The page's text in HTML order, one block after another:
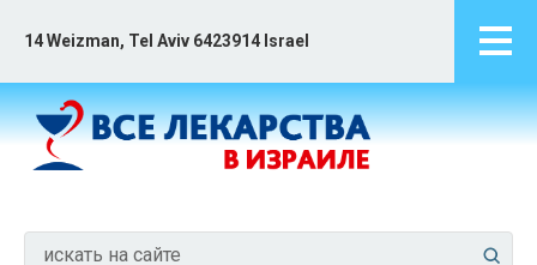
14 Weizman, Tel Aviv 6423914 Israel